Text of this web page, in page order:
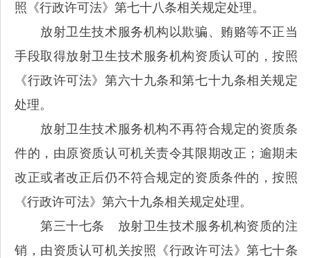
照《行政许可法》第七十八条相关规定处理。
放射卫生技术服务机构以欺骗、贿赂等不正当
手段取得放射卫生技术服务机构资质认可的，按照
《行政许可法》第六十九条和第七十九条相关规定
处理。
放射卫生技术服务机构不再符合规定的资质条
件的，由原资质认可机关责令其限期改正；逾期未
改正或者改正后仍不符合规定的资质条件的，按照
《行政许可法》第六十九条相关规定处理。
第三十七条 放射卫生技术服务机构资质的注
销，由资质认可机关按照《行政许可法》第七十条